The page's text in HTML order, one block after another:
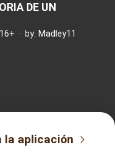
DE UN
16+ · by: Madley11
la aplicación